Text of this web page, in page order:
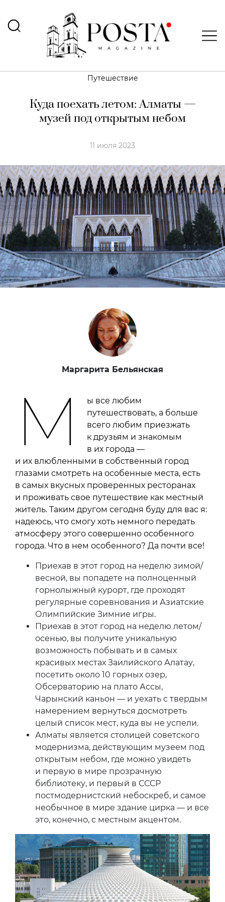
Путешествие
Куда поехать летом: Алматы —
музей под открытым небом
11 июля 2023
Маргарита Бельянская
М
ы все любим
путешествовать, а больше
всего любим приезжать
к друзьям и знакомым
в их города —
и их влюбленными в собственный город
глазами смотреть на особенные места, есть
в самых вкусных проверенных ресторанах
и проживать свое путешествие как местный
житель. Таким другом сегодня буду для вас я:
надеюсь, что смогу хоть немного передать
атмосферу этого совершенно особенного
города. Что в нем особенного? Да почти все!
Приехав в этот город на неделю зимой/
весной, вы попадете на полноценный
горнолыжный курорт, где проходят
регулярные соревнования и Азиатские
Олимпийские Зимние игры.
Приехав в этот город на неделю летом/
осенью, вы получите уникальную
возможность побывать и в самых
красивых местах Заилийского Алатау,
посетить около 10 горных озер,
Обсерваторию на плато Ассы,
Чарынский каньон — и уехать с твердым
намерением вернуться досмотреть
целый список мест, куда вы не успели.
Алматы является столицей советского
модернизма, действующим музеем под
открытым небом, где можно увидеть
и первую в мире прозрачную
библиотеку, и первый в СССР
постмодернистский небоскреб, и самое
необычное в мире здание цирка — и все
это, конечно, с местным акцентом.